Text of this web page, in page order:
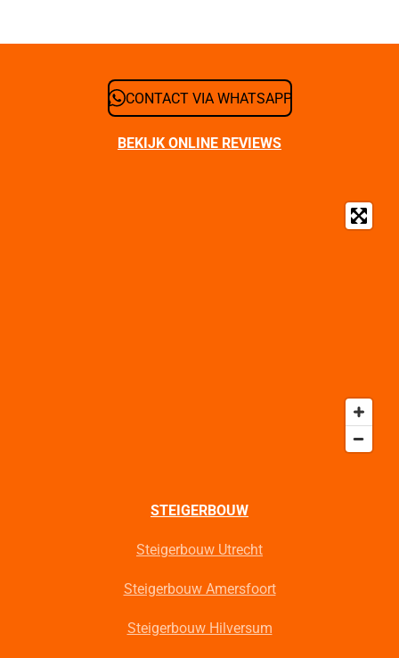
CONTACT VIA WHATSAPP
BEKIJK ONLINE REVIEWS
STEIGERBOUW
Steigerbouw Utrecht
Steigerbouw Amersfoort
Steigerbouw Hilversum